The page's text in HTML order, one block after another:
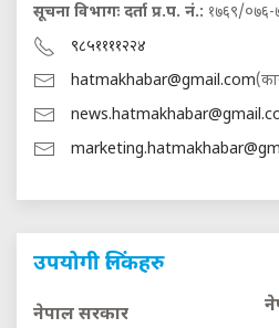
सूचना विभागः दर्ता प्र.प. नं.: १७६९/०७६-
९८५११११२२४
hatmakhabar@gmail.com
उपयोगी लिंकहरु
नेपाल सरकार